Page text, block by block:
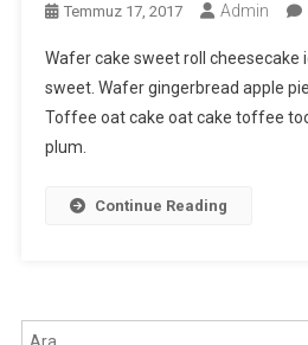
Temmuz 17, 2017 Admin
Wafer cake sweet roll cheesecake
sweet. Wafer gingerbread apple
Toffee oat cake oat cake toffee
plum.
Continue Reading